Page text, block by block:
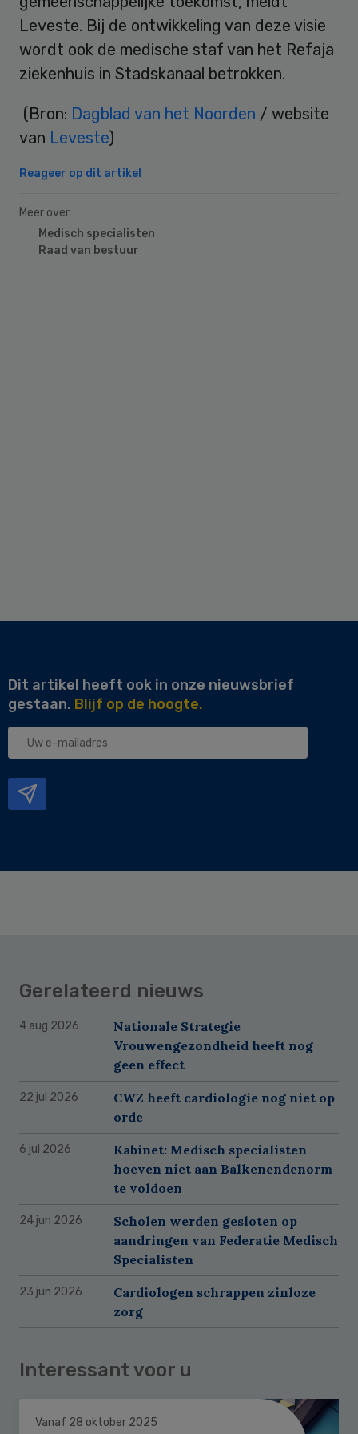
Leveste. Bij de ontwikkeling van deze visie
wordt ook de medische staf van het Refaja
ziekenhuis in Stadskanaal betrokken.
(Bron: Dagblad van het Noorden / website
van Leveste)
Reageer op dit artikel
Meer over:
Medisch specialisten
Raad van bestuur
Dit artikel heeft ook in onze nieuwsbrief
gestaan. Blijf op de hoogte.
Uw
Gerelateerd nieuws
4 aug 2026
Nationale Strategie
Vrouwengezondheid heeft nog
geen effect
22 jul 2026
CWZ heeft cardiologie nog niet op
orde
6 jul 2026
Kabinet: Medisch specialisten
hoeven niet aan Balkenendenorm
te voldoen
24 jun 2026
Scholen werden gesloten op
aandringen van Federatie Medisch
Specialisten
23 jun 2026
Cardiologen schrappen zinloze
zorg
Interessant voor u
Vanaf 28 oktober 2025